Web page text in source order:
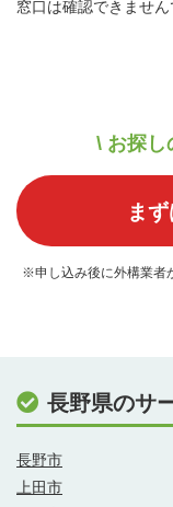
窓口は確認できません
\ お探し
ま
※申し込み後に外構業者
長野県のサ
長野市
上田市